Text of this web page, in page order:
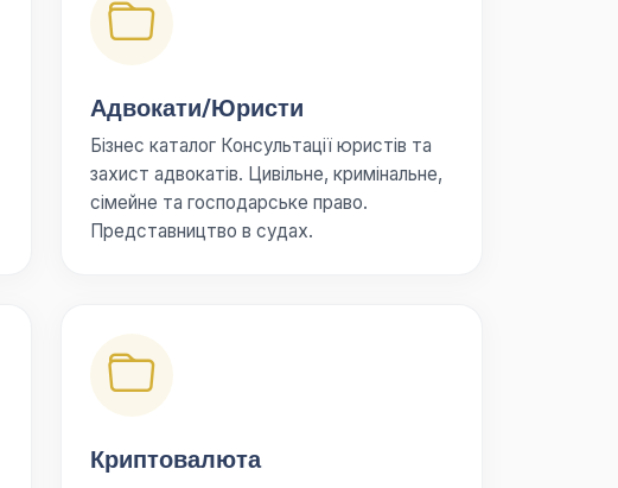
Адвокати/Юристи
Бізнес каталог Консультації юристів та
захист адвокатів. Цивільне, кримінальне,
сімейне та господарське право.
Представництво в судах.
Криптовалюта